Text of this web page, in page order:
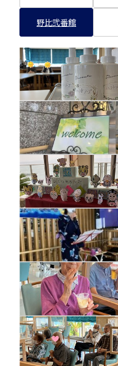
野比弐番館